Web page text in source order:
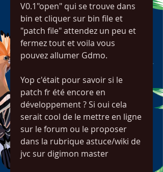
V0.1"open" qui se trouve dans
bin et cliquer sur bin file et
"patch file" attendez un peu et
fermez tout et voila vous
pouvez allumer Gdmo.
Yop c'était pour savoir si le
patch fr été encore en
développement ? Si oui cela
serait cool de le mettre en ligne
sur le forum ou le proposer
dans la rubrique astuce/wiki de
jvc sur digimon master